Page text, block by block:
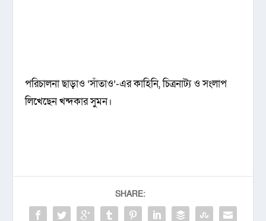
পরিচালনা ছাড়াও ‘সাঁতাও’-এর কাহিনি, চিত্রনাট্য ও সংলাপ
লিখেছেন খন্দকার সুমন।
SHARE: